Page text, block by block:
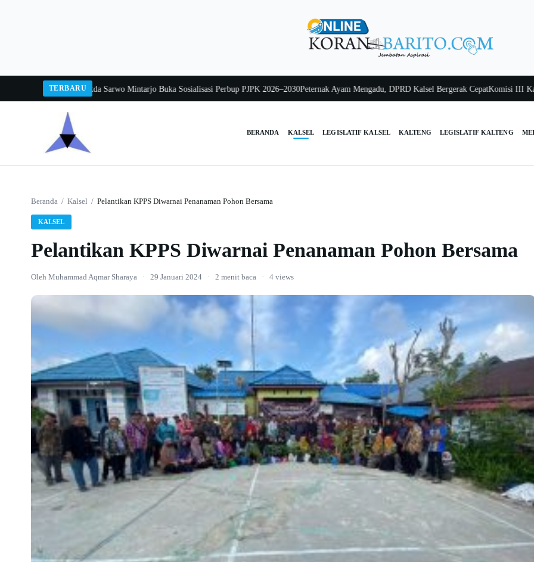
TERBARU
Pj Sekda Sarwo Mintarjo Buka Sosialisasi Perbup PJPK 2026–2030Peternak Ayam Mengadu, DPRD Kalsel Bergerak CepatKomisi III Kalsel
BERANDA KALSEL LEGISLATIF KALSEL KALTENG LEGISLATIF KALTENG
Beranda / Kalsel / Pelantikan KPPS Diwarnai Penanaman Pohon Bersama
KALSEL
Pelantikan KPPS Diwarnai Penanaman Pohon Bersama
Oleh Muhammad Aqmar Sharaya · 29 Januari 2024 · 2 menit baca · 4 views